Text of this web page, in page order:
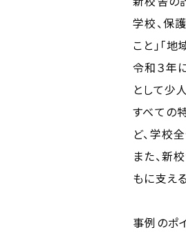
学校、保
こと」「
令和３年
として少
すべての
ど、学校
また、新
もに支え
事例のポ